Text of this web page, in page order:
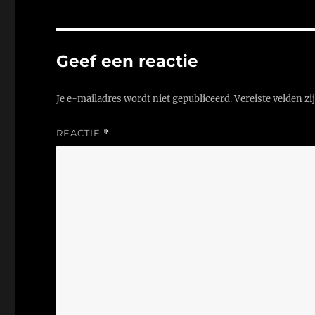
Geef een reactie
Je e-mailadres wordt niet gepubliceerd.Vereiste velden
REACTIE *